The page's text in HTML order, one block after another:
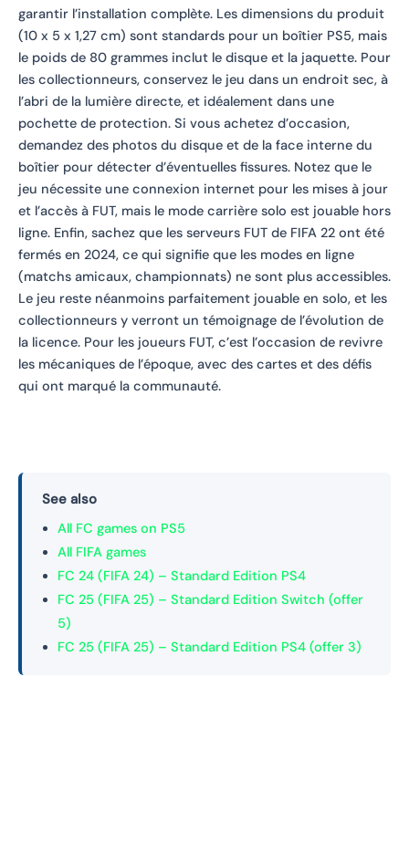
garantir l’installation complète. Les dimensions du produit
(10 x 5 x 1,27 cm) sont standards pour un boîtier PS5, mais
le poids de 80 grammes inclut le disque et la jaquette. Pour
les collectionneurs, conservez le jeu dans un endroit sec, à
l’abri de la lumière directe, et idéalement dans une
pochette de protection. Si vous achetez d’occasion,
demandez des photos du disque et de la face interne du
boîtier pour détecter d’éventuelles fissures. Notez que le
jeu nécessite une connexion internet pour les mises à jour
et l’accès à FUT, mais le mode carrière solo est jouable hors
ligne. Enfin, sachez que les serveurs FUT de FIFA 22 ont été
fermés en 2024, ce qui signifie que les modes en ligne
(matchs amicaux, championnats) ne sont plus accessibles.
Le jeu reste néanmoins parfaitement jouable en solo, et les
collectionneurs y verront un témoignage de l’évolution de
la licence. Pour les joueurs FUT, c’est l’occasion de revivre
les mécaniques de l’époque, avec des cartes et des défis
qui ont marqué la communauté.
See also
All FC games on PS5
All FIFA games
FC 24 (FIFA 24) – Standard Edition PS4
FC 25 (FIFA 25) – Standard Edition Switch (offer
5)
FC 25 (FIFA 25) – Standard Edition PS4 (offer 3)